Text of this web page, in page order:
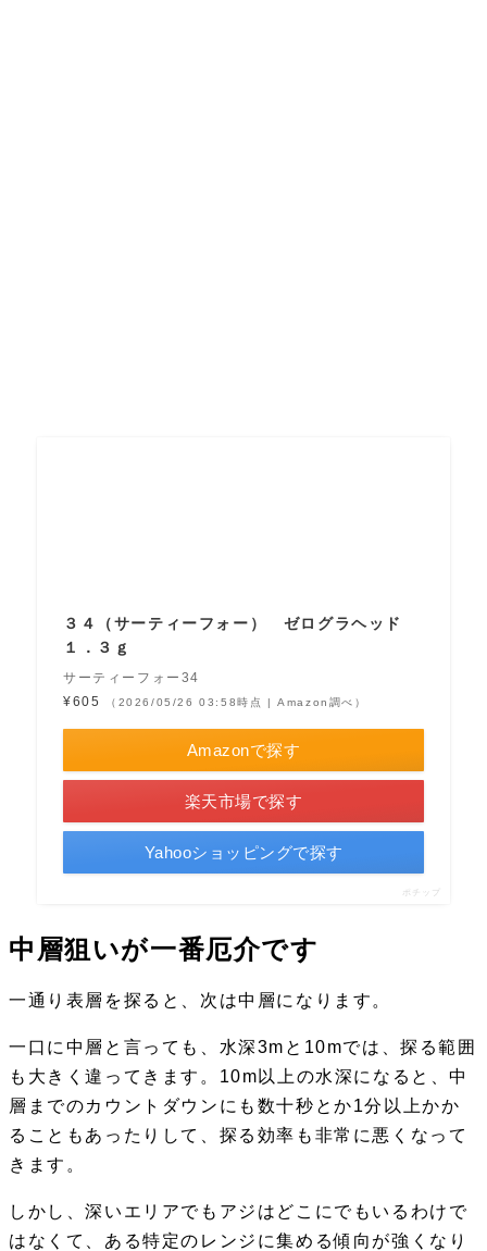
３４（サーティーフォー） ゼログラヘッド
１．３ｇ
サーティーフォー34
¥605
（2026/05/26 03:58時点 | Amazon調べ）
Amazonで探す
楽天市場で探す
Yahooショッピングで探す
ポチップ
中層狙いが一番厄介です
一通り表層を探ると、次は中層になります。
一口に中層と言っても、水深3mと10mでは、探る範囲
も大きく違ってきます。10m以上の水深になると、中
層までのカウントダウンにも数十秒とか1分以上かか
ることもあったりして、探る効率も非常に悪くなって
きます。
しかし、深いエリアでもアジはどこにでもいるわけで
はなくて、ある特定のレンジに集める傾向が強くなり